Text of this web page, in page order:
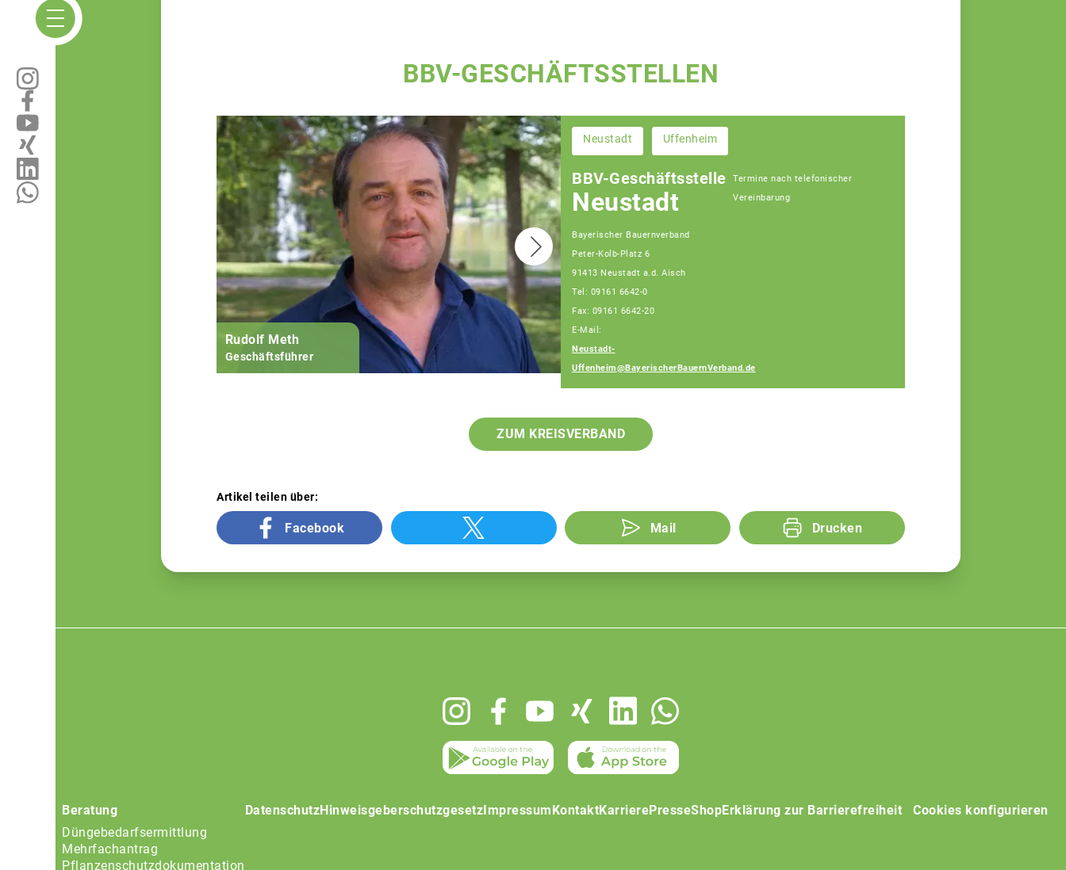
BBV-GESCHÄFTSSTELLEN
Rudolf Meth
Geschäftsführer Fachberater
Neustadt Uffenheim
BBV-Geschäftsstelle
Neustadt
Bayerischer Bauernverband
Peter-Kolb-Platz 6
91413 Neustadt a.d. Aisch
Tel: 09161 6642-0
Fax: 09161 6642-20
E-Mail:
Neustadt-
Uffenheim@BayerischerBauernVerband.de
Termine nach telefonischer
Vereinbarung
ZUM KREISVERBAND
Artikel teilen über:
Facebook Mail Drucken
Beratung
Düngebedarfsermittlung
Mehrfachantrag
Pflanzenschutzdokumentation
DatenschutzHinweisgeberschutzgesetz Impressum KontaktKarrierePresseShopErklärung zur Barrierefreiheit Cookies konfigurieren